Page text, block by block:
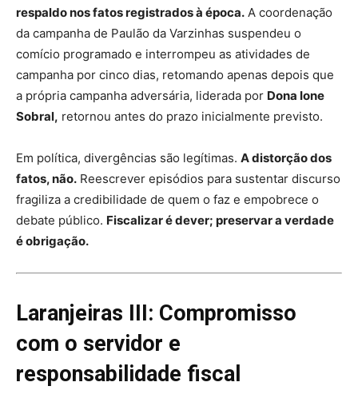
respaldo nos fatos registrados à época. A coordenação
da campanha de Paulão da Varzinhas suspendeu o
comício programado e interrompeu as atividades de
campanha por cinco dias, retomando apenas depois que
a própria campanha adversária, liderada por Dona Ione
Sobral, retornou antes do prazo inicialmente previsto.
Em política, divergências são legítimas. A distorção dos
fatos, não. Reescrever episódios para sustentar discurso
fragiliza a credibilidade de quem o faz e empobrece o
debate público. Fiscalizar é dever; preservar a verdade
é obrigação.
Laranjeiras III: Compromisso
com o servidor e
responsabilidade fiscal